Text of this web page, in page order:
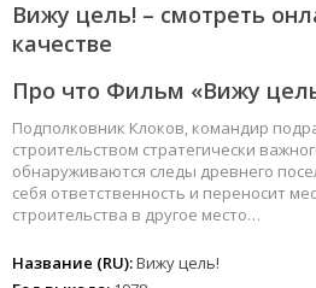
Вижу цель! – смотреть
качестве
Про что Фильм «Вижу
Подполковник Клоков, командир
строительством стратегически
обнаруживаются следы древнего
себя ответственность и переносит
строительства в другое место…
Название (RU):Вижу цель!